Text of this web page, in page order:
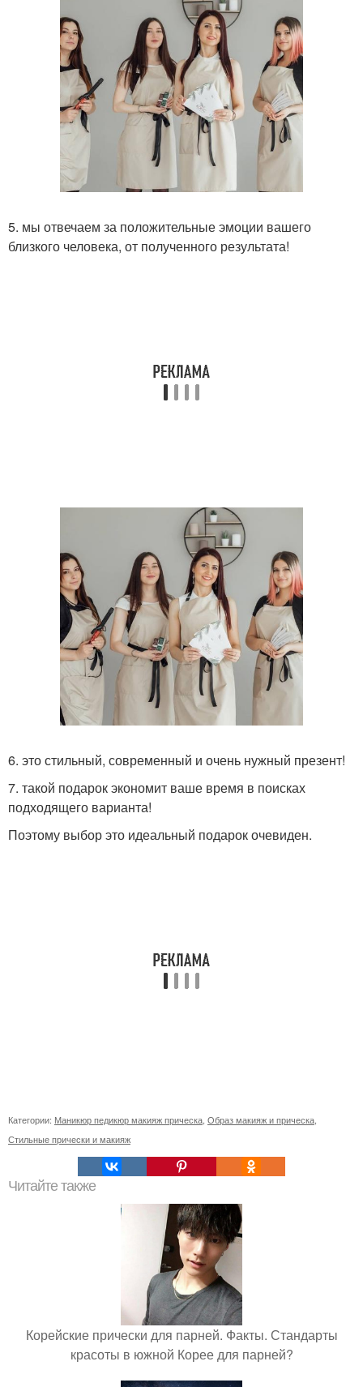
5. мы отвечаем за положительные эмоции вашего
близкого человека, от полученного результата!
6. это стильный, современный и очень нужный презент!
7. такой подарок экономит ваше время в поисках
подходящего варианта!
Поэтому выбор это идеальный подарок очевиден.
Категории: Маникюр педикюр макияж прическа Образ макияж и прическа
Стильные прически и макияж
Читайте также
Корейские прически для парней. Факты. Стандарты
красоты в южной Корее для парней?